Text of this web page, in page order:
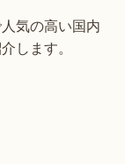
気の高い国内
します。